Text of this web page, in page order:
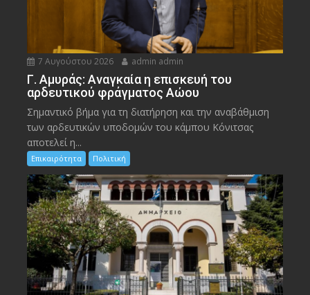
7 Αυγούστου 2026 admin admin
Γ. Αμυράς: Αναγκαία η επισκευή του
αρδευτικού φράγματος Αώου
Σημαντικό βήμα για τη διατήρηση και την αναβάθμιση
των αρδευτικών υποδομών του κάμπου Κόνιτσας
αποτελεί η...
Επικαιρότητα Πολιτική